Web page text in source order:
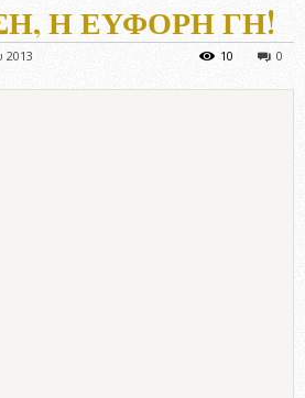
Η ΕΎΦΟΡΗ ΓΗ!
2013 0
10